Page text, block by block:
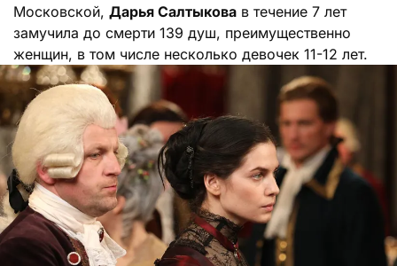
Московской, Дарья Салтыкова в течение 7 лет
замучила до смерти 139 душ, преимущественно
женщин, в том числе несколько девочек 11-12 лет.